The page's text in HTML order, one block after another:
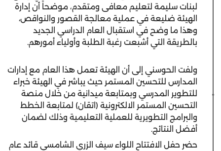
لبنات سليمة لتعليم معافى ومتقدم، موضحاً أن إدارة
الهيئة ضليعة في عملية معالجة القصور والنواقص،
وهذا ما وضح في استقبال العام الدراسي الجديد
بالطريقة التي أشبعت رغبة الطلبة وأولياء أمورهم.
ولفت الحوسني إلى أن الهيئة تعمل هذا العام مع إدارات
المدارس للتحسين المستمر حيث يباشر في الهيئة خبراء
للتطوير المدرسي وبمتابعة ميدانية من خلال منصة
التحسين المستمر الالكترونية (اتقان) لمتابعة الخطط
والبرامج التطويرية للعملية التعليمية وذلك لضمان
أفضل النتائج.
حضر حفل الافتتاح اللواء سيف الزري الشامسي قائد عام